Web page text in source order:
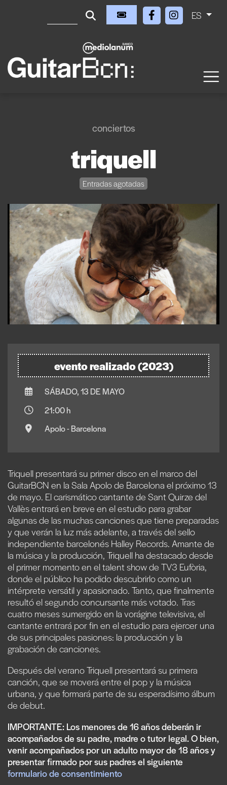
ES
conciertos
triquell
Entradas agotadas
evento realizado (2023)
SÁBADO, 13 DE MAYO
21:00 h
Apolo - Barcelona
Triquell presentará su primer disco en el marco del
GuitarBCN en la Sala Apolo de Barcelona el próximo 13
de mayo. El carismático cantante de Sant Quirze del
Vallès entrará en breve en el estudio para grabar
algunas de las muchas canciones que tiene preparadas
y que verán la luz más adelante, a través del sello
independiente barcelonés Halley Records. Amante de
la música y la producción, Triquell ha destacado desde
el primer momento en el talent show de TV3 Eufòria,
donde el público ha podido descubrirlo como un
intérprete versátil y apasionado. Tanto, que finalmente
resultó el segundo concursante más votado. Tras
cuatro meses sumergido en la vorágine televisiva, el
cantante entrará por fin en el estudio para ejercer una
de sus principales pasiones: la producción y la
grabación de canciones.
Después del verano Triquell presentará su primera
canción, que se moverá entre el pop y la música
urbana, y que formará parte de su esperadísimo álbum
de debut.
IMPORTANTE: Los menores de 16 años deberán ir
acompañados de su padre, madre o tutor legal. O bien,
venir acompañados por un adulto mayor de 18 años y
presentar firmado por sus padres el siguiente
formulario de consentimiento